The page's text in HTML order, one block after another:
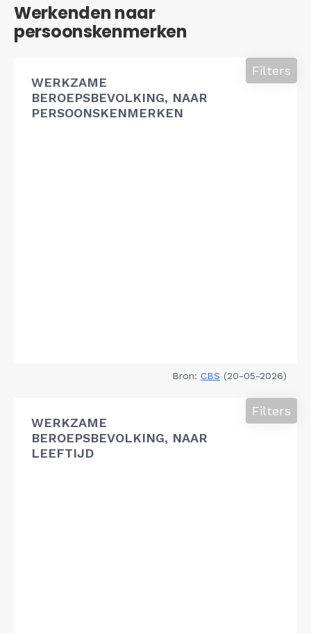
Werkenden naar
persoonskenmerken
WERKZAME
BEROEPSBEVOLKING, NAAR
PERSOONSKENMERKEN
Filters
Bron: CBS (20-05-2026)
WERKZAME
BEROEPSBEVOLKING, NAAR
LEEFTIJD
Filters